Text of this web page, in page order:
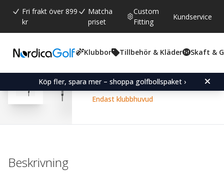
Fri frakt över 899
kr
Matcha
priset
Custom
Fitting
Kundservice
Klubbor Tillbehör & Kläder Skaft &
Köp fler, spara mer – shoppa golfbollspaket ›
Snittbetyg:
4.6 (röster:
184 )
Acer XDS Hybrid Iron
Endast klubbhuvud
Beskrivning